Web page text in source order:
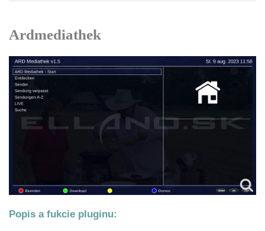
Ardmediathek
Popis a fukcie pluginu: